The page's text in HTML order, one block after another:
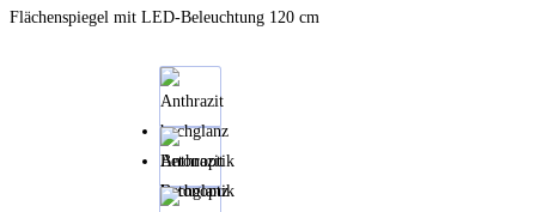
Flächenspiegel mit LED-Beleuchtung 120 cm
Anthrazit
hochglanz
Betonoptik